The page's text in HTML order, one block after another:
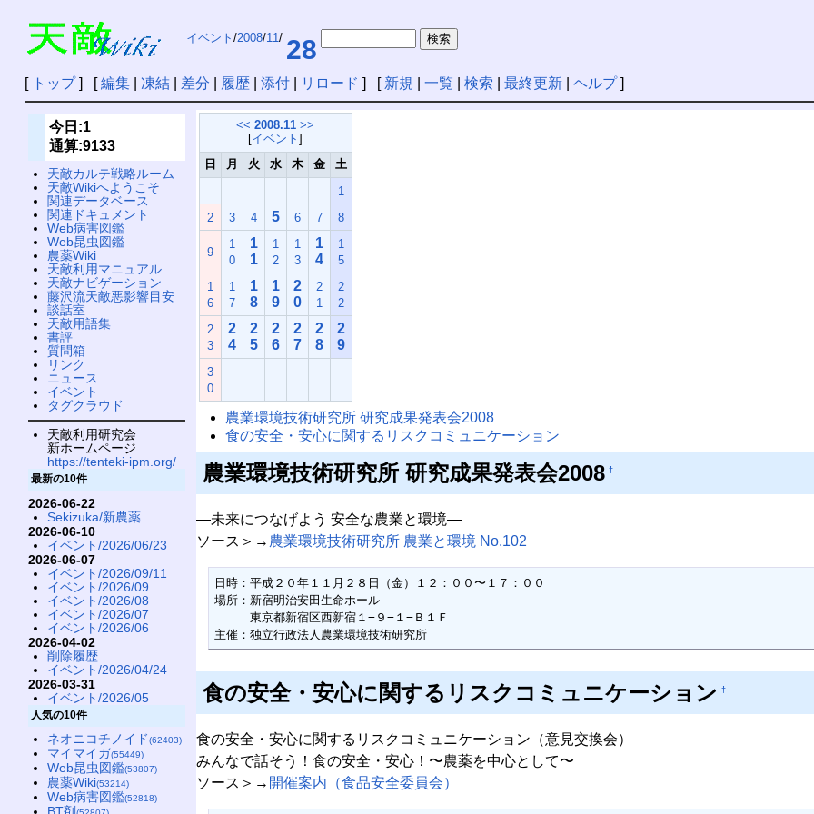
イベント /2008/11/ 28
[ トップ] [編集| 凍結| 差分 履歴| 添付| リロード ] [ 新規 一覧 検索 最終更新| ヘルプ]
<< 2008.11 >>
[イベント]
日
月 火 水 木 金
土
1
2
3 4 5 6 7 8
9
1
0
1
1
1
2
1
3
1
4
1
5
1
6
1
7
1
8
1
9
2
0
2
1
2
2
2
3
2
4
2
5
2
6
2
7
2
8
2
9
3
0
農業環境技術研究所 研究成果発表会2008
食の安全・安心に関するリスクコミュニケーション
農業環境技術研究所 研究成果発表会2008 †
—未来につなげよう 安全な農業と環境—
ソース＞→ 農業環境技術研究所 農業と環境 No.102
日時：平成２０年１１月２８日（金）１２：００〜１７：００
場所：新宿明治安田生命ホール
東京都新宿区西新宿１−９−１−Ｂ１Ｆ
主催：独立行政法人農業環境技術研究所
食の安全・安心に関するリスクコミュニケーション †
食の安全・安心に関するリスクコミュニケーション（意見交換会）
みんなで話そう！食の安全・安心！〜農薬を中心として〜
ソース＞→ 開催案内（食品安全委員会）
今日:1
通算:9133
天敵カルテ戦略ルーム
天敵Wikiへようこそ
関連データベース
関連ドキュメント
Web病害図鑑
Web昆虫図鑑
農薬Wiki
天敵利用マニュアル
天敵ナビゲーション
藤沢流天敵悪影響目安
談話室
天敵用語集
書評
質問箱
リンク
ニュース
イベント
タグクラウド
天敵利用研究会
新ホームページ
https://tenteki-ipm.org/
最新の10件
2026-06-22
Sekizuka/新農薬
2026-06-10
イベント/2026/06/23
2026-06-07
イベント/2026/09/11
イベント/2026/09
イベント/2026/08
イベント/2026/07
イベント/2026/06
2026-04-02
削除履歴
イベント/2026/04/24
2026-03-31
イベント/2026/05
人気の10件
ネオニコチノイド(62403)
マイマイガ(55449)
Web昆虫図鑑(53807)
農薬Wiki(53214)
Web病害図鑑(52818)